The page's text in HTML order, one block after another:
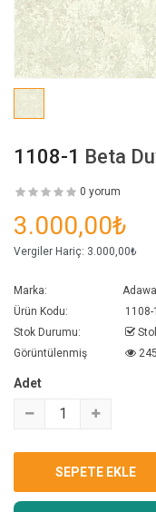
1108-1 Beta
0 yorum
3.000,00₺
Vergiler Hariç: 3.000,00₺
Marka:
Adawall
Ürün Kodu:
1108-1
Stok Durumu:
Görüntülenmiş
Adet